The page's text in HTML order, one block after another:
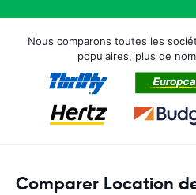
Nous comparons toutes les
populaires, plus de
Comparer Location